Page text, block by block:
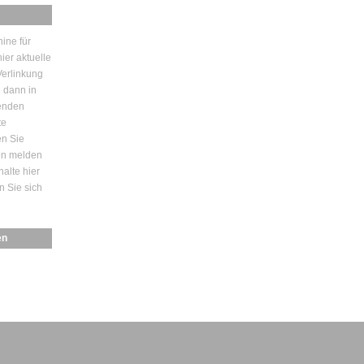
für
aktuelle
dann in
Sie
melden
hier
Sie sich